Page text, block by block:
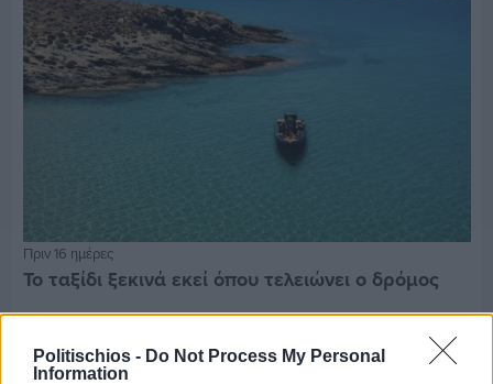
Politischios - Do Not Process My Personal
Information
Πριν 16 ημέρες
Το ταξίδι ξεκινά εκεί όπου τελειώνει ο δρόμος